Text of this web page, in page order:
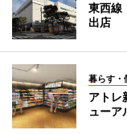
東西線
出店
暮らす・
アトレ
ューア